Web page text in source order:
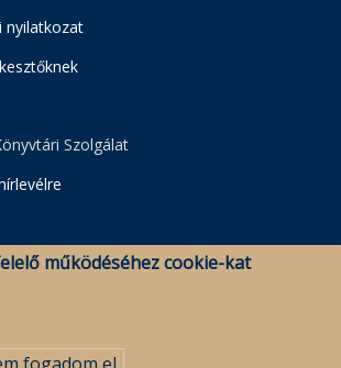
nyilatkozat
Szolgálat
működéséhez cookie-kat